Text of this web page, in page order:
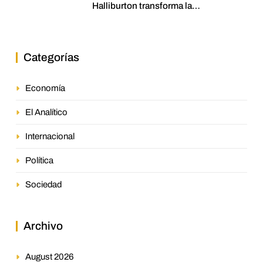
Halliburton transforma la
Categorías
Economía
El Analítico
Internacional
Política
Sociedad
Archivo
August 2026